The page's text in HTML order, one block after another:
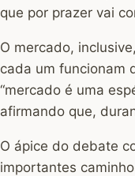
que por prazer vai
O mercado,
cada um funcionam
“mercado é uma
afirmando que,
O ápice do debate
importantes